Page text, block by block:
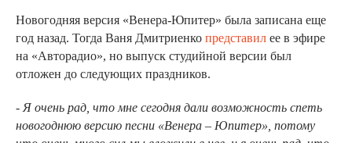
Новогодняя версия «Венера-Юпитер» была записана еще
год назад. Тогда Ваня Дмитриенко представил ее в эфире
на «Авторадио», но выпуск студийной версии был
отложен до следующих праздников.
- Я очень рад, что мне сегодня дали возможность спеть
новогоднюю версию песни «Венера – Юпитер», потому